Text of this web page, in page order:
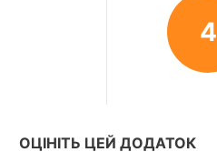
4
ОЦІНІТЬ ЦЕЙ ДОДАТОК